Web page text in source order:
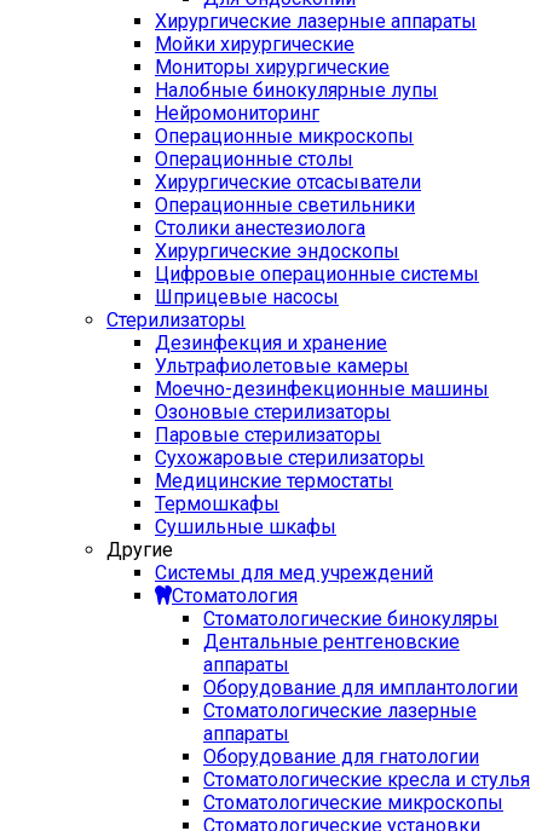
Хирургические лазерные аппараты
Мойки хирургические
Мониторы хирургические
Налобные бинокулярные лупы
Нейромониторинг
Операционные микроскопы
Операционные столы
Хирургические отсасыватели
Операционные светильники
Столики анестезиолога
Хирургические эндоскопы
Цифровые операционные системы
Шприцевые насосы
Стерилизаторы
Дезинфекция и хранение
Ультрафиолетовые камеры
Моечно-дезинфекционные машины
Озоновые стерилизаторы
Паровые стерилизаторы
Сухожаровые стерилизаторы
Медицинские термостаты
Термошкафы
Сушильные шкафы
Другие
Системы для мед учреждений
Стоматология
Стоматологические бинокуляры
Дентальные рентгеновские
аппараты
Оборудование для имплантологии
Стоматологические лазерные
аппараты
Оборудование для гнатологии
Стоматологические кресла и стулья
Стоматологические микроскопы
Стоматологические установки